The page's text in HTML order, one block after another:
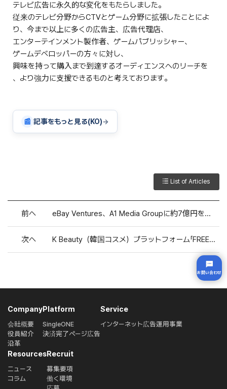
テレビ広告に永久的な変化をもたらしました。
従来のテレビ分野からCTVとゲーム分野に拡張したことによ
り、今まで以上に多くの広告主、広告代理店、
エンターテインメント製作者、ゲームパブリッシャー、
ゲームデベロッパーの方々に対し、
興味を持って購入まで到達するオーディエンスへのリーチを
、より強力に支援できるものと考えております。
📰 記事をもっと見る(KO)→
List of Articles
前へ eBay Ventures、A1 Media Groupに約7億円を投資
次へ K Beauty（韓国コスメ）プラットフォーム「FREECO」の運営会社「ELINHA」が、第三者割当による資金調達を実施
お問い合わせ
Company
会社概要
役員紹介
沿革
Platform
SingleONE
決済完了ページ広告
Service
インターネット広告運用事業
Resources
ニュース
コラム
Recruit
募集要項
働く環境